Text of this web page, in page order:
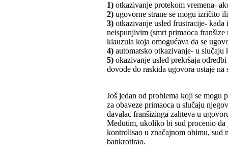
1) otkazivanje protekom vremena-
2) ugovorne strane se mogu izričito
3) otkazivanje usled frustracije-
neispunjivim (smrt primaoca
klauzula koja omogućava da se
4) automatsko otkazivanje- u slučaju
5) okazivanje usled prekršaja
dovode do raskida ugovora ostaje na
Još jedan od problema koji se mogu
za obaveze primaoca u slučaju
davalac franšizinga zahteva u
Međutim, ukoliko bi sud procenio
kontrolisao u značajnom obimu, sud
bankrotirao.